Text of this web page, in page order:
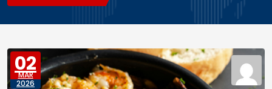
02
MAR
2026